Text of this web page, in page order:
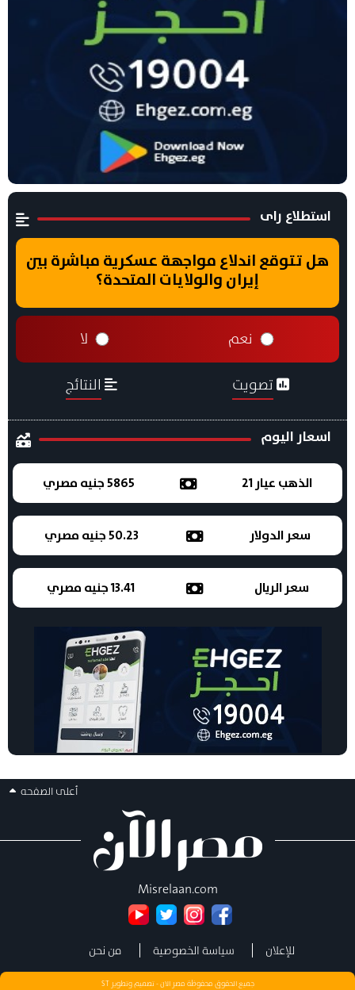
استطلاع راى
هل تتوقع اندلاع مواجهة عسكرية مباشرة بين
إيران والولايات المتحدة؟
نعم لا
تصويت النتائج
اسعار اليوم
الذهب عيار 21 5865 جنيه مصري
سعر الدولار 50.23 جنيه مصري
سعر الريال 13.41 جنيه مصري
أعلى الصفحه
Misrelaan.com
للإعلان سياسة الخصوصية من نحن
جميع الحقوق محفوظة مصر الان - تصميم وتطويرST